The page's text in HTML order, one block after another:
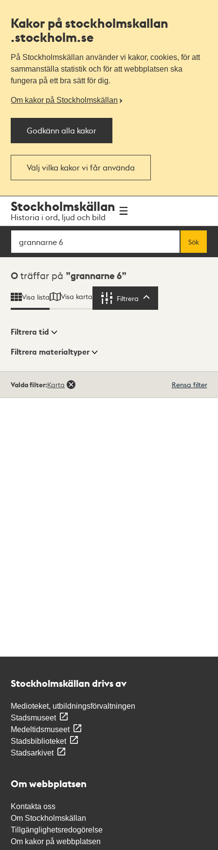
Kakor på stockholmskallan
.stockholm.se
På Stockholmskällan använder vi kakor, cookies, för att
sammanställa statistik och för att webbplatsen ska
fungera på ett bra sätt för dig.
Om kakor på Stockholmskällan
Godkänn alla kakor
Välj vilka kakor vi får använda
navigationen
huvudinnehållet
Stockholmskällan
Historia i ord, ljud och bild
Sök
Sök
Sökresultat
0 träffar på grannarne 6
Visa lista Visa karta Filtrera
Visningsläge
Filtrera tid
Filtrera materialtyper
träffar
Valda filter:Karta Rensa filter
Stockholmskällan drivs av
Medioteket, utbildningsförvaltningen
Stadsmuseet
Medeltidsmuseet
Stadsbiblioteket
Stadsarkivet
Om webbplatsen
Kontakta oss
Om Stockholmskällan
Tillgänglighetsredogörelse
Om kakor på webbplatsen